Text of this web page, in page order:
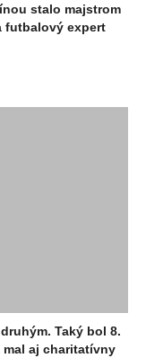
stalo majstrom
futbalový expert
Taký bol 8.
mal aj charitatívny